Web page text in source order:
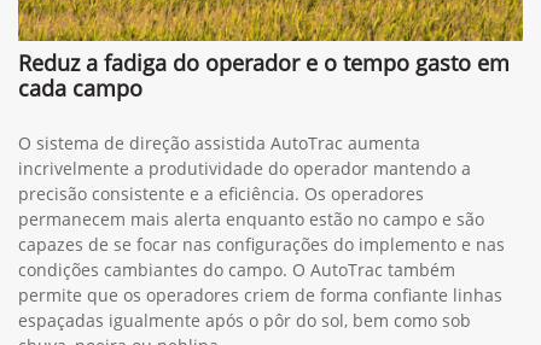
Reduz a fadiga do operador e o tempo gasto em
cada campo
O sistema de direção assistida AutoTrac aumenta
incrivelmente a produtividade do operador mantendo a
precisão consistente e a eficiência. Os operadores
permanecem mais alerta enquanto estão no campo e são
capazes de se focar nas configurações do implemento e nas
condições cambiantes do campo. O AutoTrac também
permite que os operadores criem de forma confiante linhas
espaçadas igualmente após o pôr do sol, bem como sob